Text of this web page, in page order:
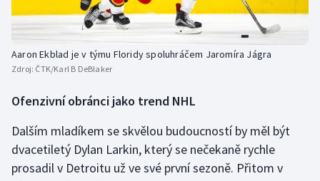
Aaron Ekblad je v týmu Floridy spoluhráčem Jaromíra Jágra
Zdroj: ČTK/Karl B DeBlaker
Ofenzivní obránci jako trend NHL
Dalším mladíkem se skvělou budoucností by měl být
dvacetiletý Dylan Larkin, který se nečekaně rychle
prosadil v Detroitu už ve své první sezoně. Přitom v